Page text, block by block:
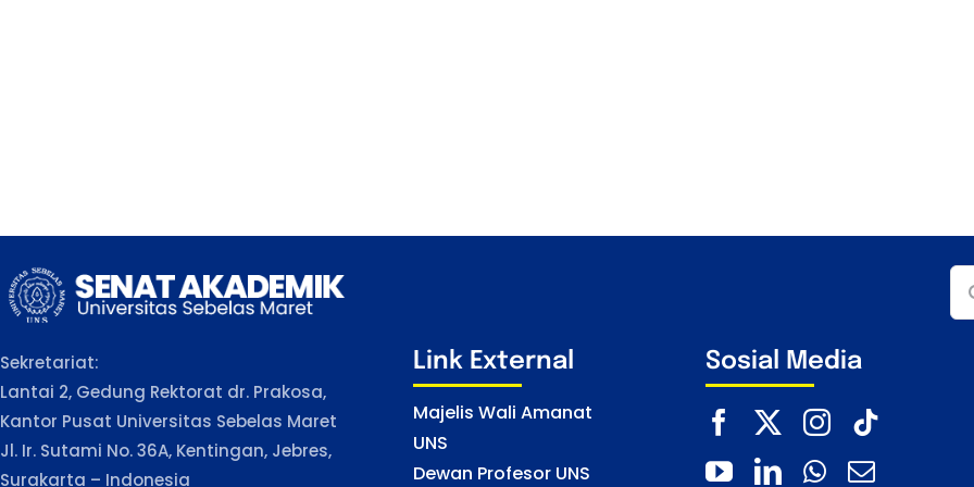
Sekretariat:
Lantai 2, Gedung Rektorat dr. Prakosa,
Kantor Pusat Universitas Sebelas Maret
Jl. Ir. Sutami No. 36A, Kentingan, Jebres,
Surakarta – Indonesia
Link External
Majelis Wali Amanat
UNS
Dewan Profesor UNS
Sosial Media
for: